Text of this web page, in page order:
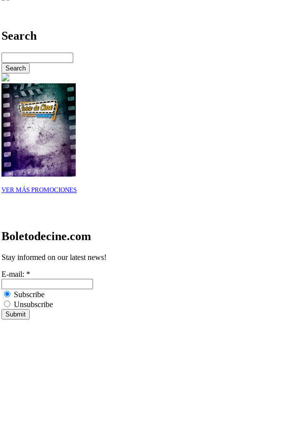
Search
VER MÁS PROMOCIONES
Boletodecine.com
Stay informed on our latest news!
E-mail: *
Subscribe
Unsubscribe